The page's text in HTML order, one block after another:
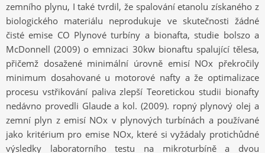
zemního plynu, I také tvrdil, že spalování etanolu získaného z
biologického materiálu neprodukuje ve skutečnosti žádné
čisté emise CO Plynové turbíny a bionafta, studie bolszo a
McDonnell (2009) o emnizaci 30kw bionaftu spalující tělesa,
přičemž dosažené minimální úrovně emisí NOx překročily
minimum dosahované u motorové nafty a že optimalizace
procesu vstřikování paliva zlepší Teoretickou studii bionafty
nedávno provedli Glaude a kol. (2009). ropný plynový olej a
zemní plyn z emisí NOx v plynových turbínách a používané
jako kritérium pro emise NOx, které si vyžádaly protichůdné
výsledky laboratorního testu na mikroturbíně a dvou